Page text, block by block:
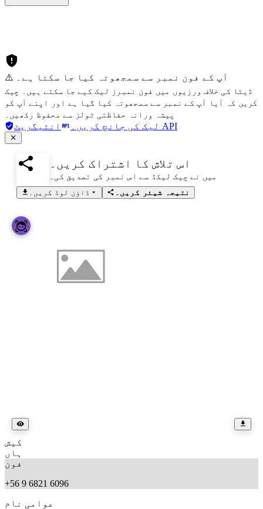
⚠️ آپ کے فون نمبر سے سمجھوتہ کیا جا سکتا ہے۔
ڈیٹا کی خلاف ورزیوں میں فون نمبرز لیک کیے جا سکتے ہیں۔ چیک
کریں کہ آیا آپ کے نمبر سے سمجھوتہ کیا گیا ہے اور اپنے آپ کو
پیشہ ورانہ حفاظتی ٹولز سے محفوظ رکھیں۔
لیک کی جانچ کریں۔ انٹیگریٹ API
اس تلاش کا اشتراک کریں۔
میں نے چیک لیکڈ سے اس نمبر کی تصدیق کی۔
ڈاؤن لوڈ کریں۔
نتیجہ شیئر کریں۔
کیش
ہاں
فون
+56 9 6821 6096
عوامی نام